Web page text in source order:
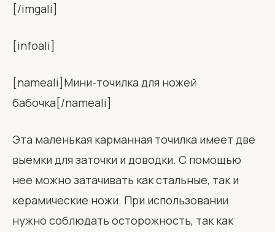
[/imgali]
[infoali]
[nameali]Мини-точилка для ножей
бабочка[/nameali]
Эта маленькая карманная точилка имеет две
выемки для заточки и доводки. С помощью
нее можно затачивать как стальные, так и
керамические ножи. При использовании
нужно соблюдать осторожность, так как